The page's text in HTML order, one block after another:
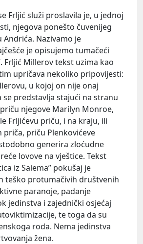
Frljić služi proslavila je, u jednoj
njegova ponešto čuvenijeg
Nazivamo je
je opisujemo tumačeći
Frljić Millerov tekst uzima kao
upričava nekoliko pripovijesti:
u kojoj on nije onaj
predstavlja stajući na stranu
njegove Marilyn Monroe,
Frljićevu priču, i na kraju, ili
priča, priču Plenkovićeve
generira zloćudne
lovove na vještice. Tekst
iz Salema” pokušaj je
teško protumačivih društvenih
paranoje, padanje
jedinstva i zajednički osjećaj
te toga da su
roda. Nema jedinstva
žena.